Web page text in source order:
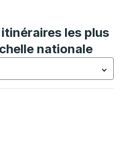
les plus
nationale
New York.La sélection est